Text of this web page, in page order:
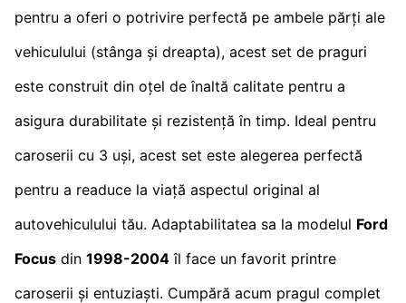
pentru a oferi o potrivire perfectă pe ambele părți ale
vehiculului (stânga și dreapta), acest set de praguri
este construit din oțel de înaltă calitate pentru a
asigura durabilitate și rezistență în timp. Ideal pentru
caroserii cu 3 uși, acest set este alegerea perfectă
pentru a readuce la viață aspectul original al
autovehiculului tău. Adaptabilitatea sa la modelul Ford
Focus din 1998-2004 îl face un favorit printre
caroserii și entuziaști. Cumpără acum pragul complet